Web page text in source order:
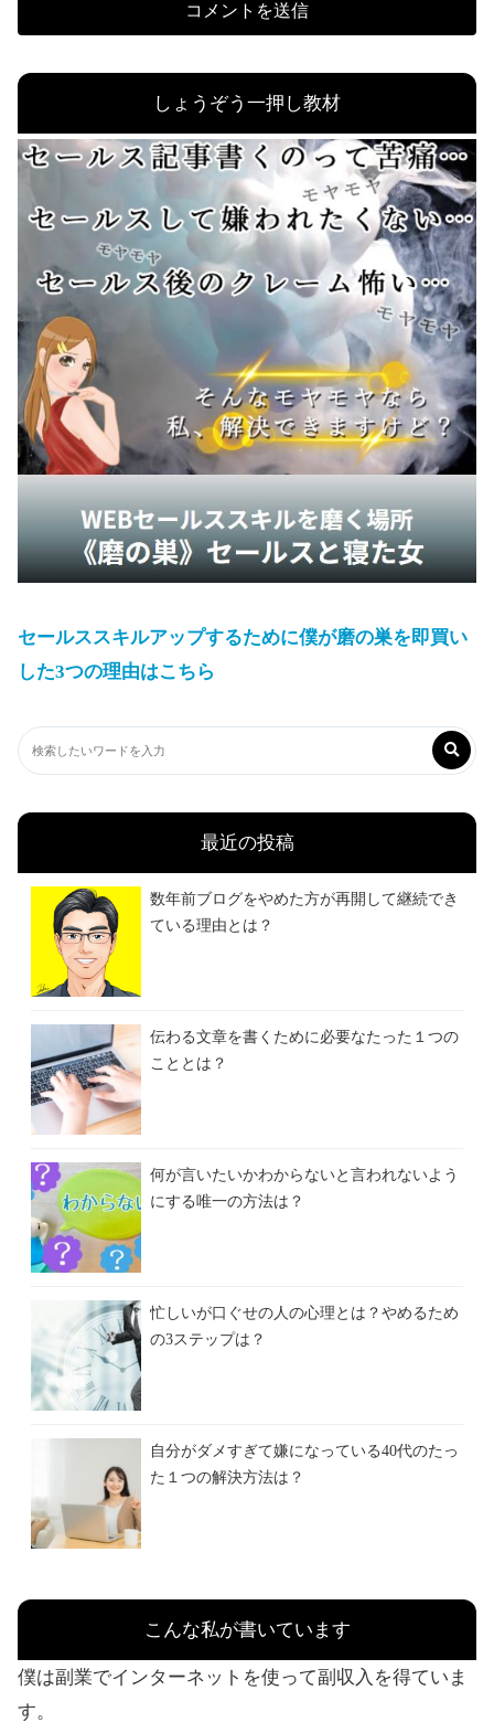
しょうぞう一押し教材
セールススキルアップするために僕が磨の巣を即買い
した3つの理由はこちら
最近の投稿
数年前ブログをやめた方が再開して継続でき
ている理由とは？
伝わる文章を書くために必要なたった１つの
こととは？
何が言いたいかわからないと言われないよう
にする唯一の方法は？
忙しいが口ぐせの人の心理とは？やめるため
の3ステップは？
自分がダメすぎて嫌になっている40代のたっ
た１つの解決方法は？
こんな私が書いています
僕は副業でインターネットを使って副収入を得ていま
す。